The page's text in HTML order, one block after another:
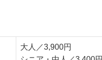
大人／3,900円